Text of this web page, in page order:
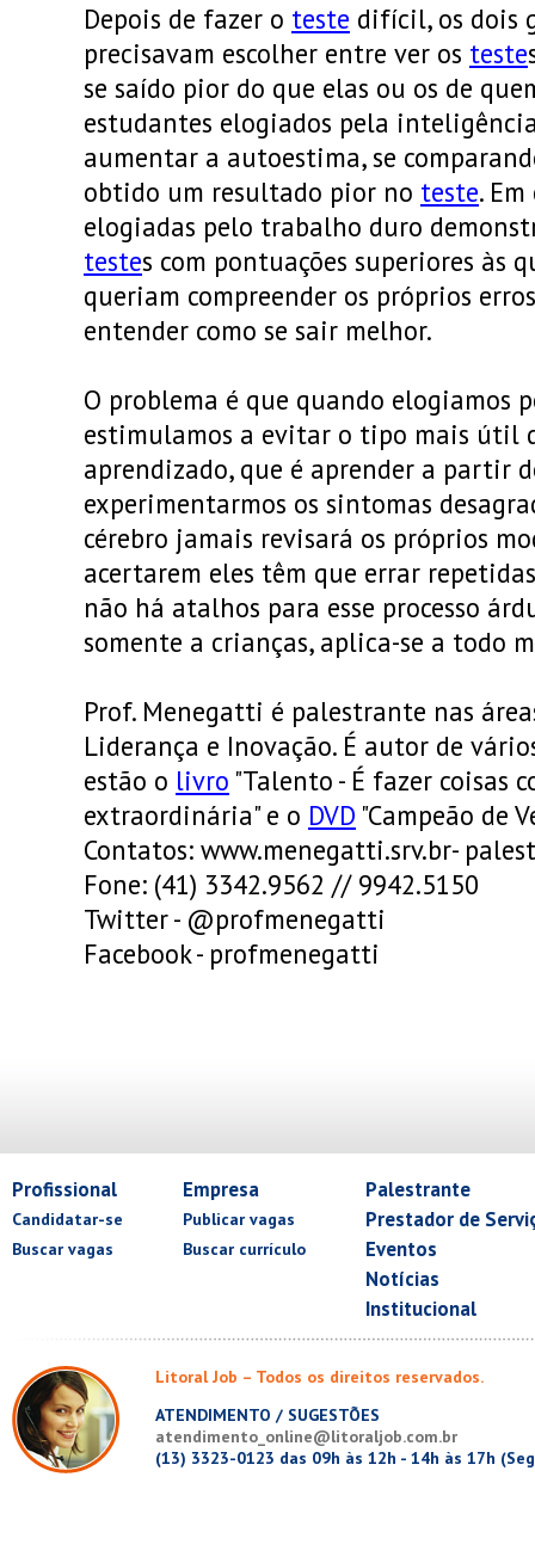
Depois de fazer o teste difícil, os dois
precisavam escolher entre ver os teste
se saído pior do que elas ou os de
estudantes elogiados pela
aumentar a autoestima, se
obtido um resultado pior no teste.
elogiadas pelo trabalho duro
testes com pontuações superiores às
queriam compreender os próprios
entender como se sair melhor.
O problema é que quando elogiamos
estimulamos a evitar o tipo mais útil
aprendizado, que é aprender a partir
experimentarmos os sintomas
cérebro jamais revisará os próprios
acertarem eles têm que errar
não há atalhos para esse processo
somente a crianças, aplica-se a todo
Prof. Menegatti é palestrante nas
Liderança e Inovação. É autor de
estão o livro "Talento - É fazer coisas
extraordinária" e o DVD "Campeão de
Contatos: www.menegatti.srv.br-
Fone: (41) 3342.9562 // 9942.5150
Twitter - @profmenegatti
Facebook - profmenegatti
Profissional
Candidatar-se
Buscar vagas
Empresa
Publicar vagas
Buscar currículo
Palestrante
Prestador de
Eventos
Notícias
Institucional
Litoral Job – Todos os direitos reservados.
ATENDIMENTO / SUGESTÕES
atendimento_online@litoraljob.com.br
(13) 3323-0123 das 09h às 12h - 14h às 17h